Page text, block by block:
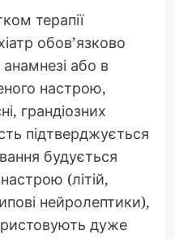
терапії
обов’язково
або в
настрою,
грандіозних
підтверджується
будується
(літій,
нейролептики),
дуже